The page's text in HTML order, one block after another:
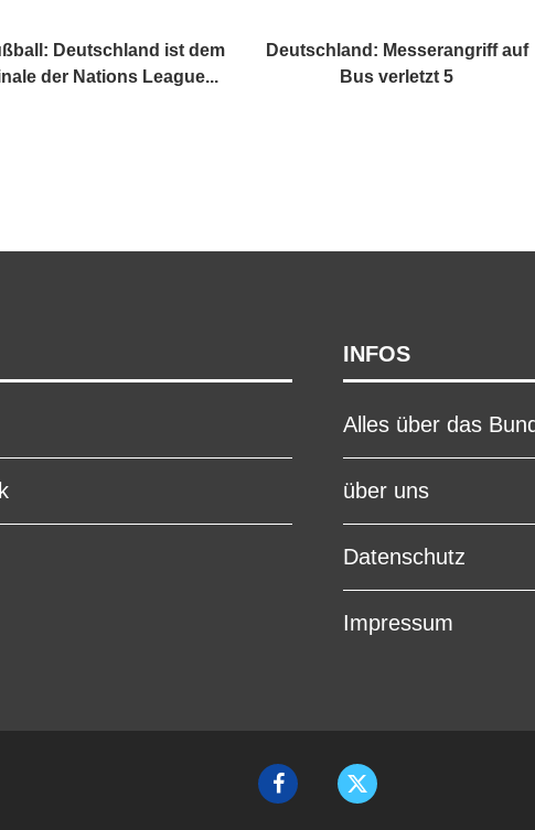
Deutschland ist dem
der Nations League...
Deutschland: Messerangriff auf
Bus verletzt 5
INFOS
Alles über das
über uns
Datenschutz
Impressum